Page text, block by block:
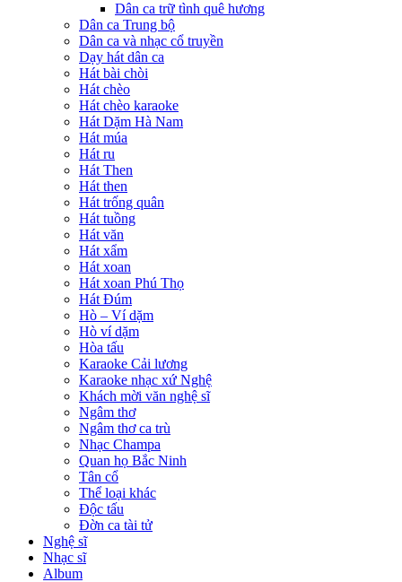
Dân ca trữ tình quê hương
Dân ca Trung bộ
Dân ca và nhạc cổ truyền
Dạy hát dân ca
Hát bài chòi
Hát chèo
Hát chèo karaoke
Hát Dặm Hà Nam
Hát múa
Hát ru
Hát Then
Hát then
Hát trống quân
Hát tuồng
Hát văn
Hát xẩm
Hát xoan
Hát xoan Phú Thọ
Hát Đúm
Hò – Ví dặm
Hò ví dặm
Hòa tấu
Karaoke Cải lương
Karaoke nhạc xứ Nghệ
Khách mời văn nghệ sĩ
Ngâm thơ
Ngâm thơ ca trù
Nhạc Champa
Quan họ Bắc Ninh
Tân cổ
Thể loại khác
Độc tấu
Đờn ca tài tử
Nghệ sĩ
Nhạc sĩ
Album